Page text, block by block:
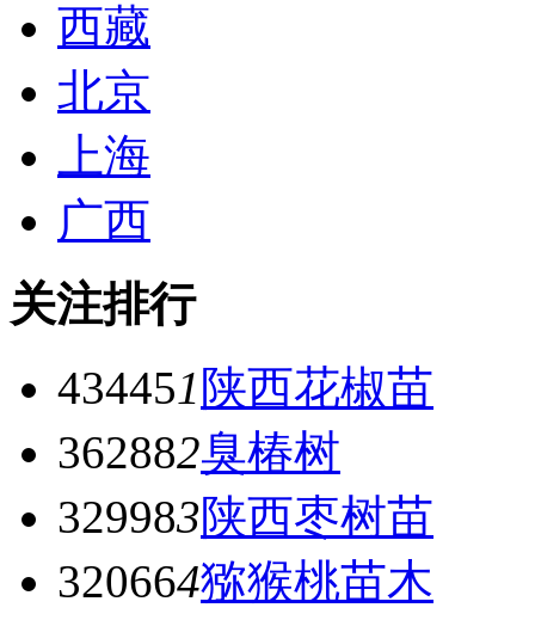
西藏
北京
上海
广西
关注排行
434451 陕西花椒苗
362882臭椿树
329983陕西枣树苗
320664猕猴桃苗木